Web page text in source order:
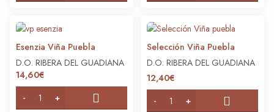
Esenzia Viña Puebla
D.O. RIBERA DEL GUADIANA
14,60€
Selección Viña Puebla
D.O. RIBERA DEL GUADIANA
12,40€